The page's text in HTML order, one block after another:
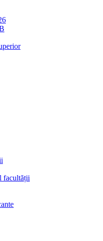
facultății